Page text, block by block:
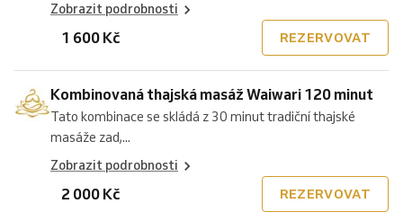
Zobrazit podrobnosti
1 600 Kč REZERVOVAT
Kombinovaná thajská masáž Waiwari 120 minut
Tato kombinace se skládá z 30 minut tradiční thajské
masáže zad,...
Zobrazit podrobnosti
2 000 Kč REZERVOVAT